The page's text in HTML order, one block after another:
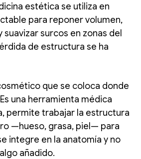
estética se utiliza en
para reponer volumen,
surcos en zonas del
de estructura se ha
que se coloca donde
una herramienta médica
permite trabajar la estructura
—hueso, grasa, piel— para
integre en la anatomía y no
añadido.